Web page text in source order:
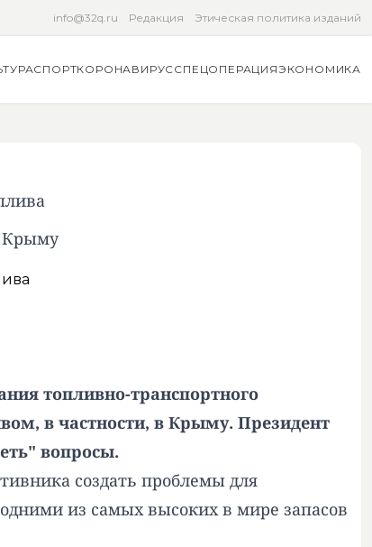
info@32q.ru Редакция Этическая политика изданий
СПОРТКОРОНАВИРУССПЕЦОПЕРАЦИЯЭКОНОМИКА
Крыму
топливно-транспортного
в частности, в Крыму. Президент
вопросы.
создать проблемы для
одними из самых высоких в мире запасов